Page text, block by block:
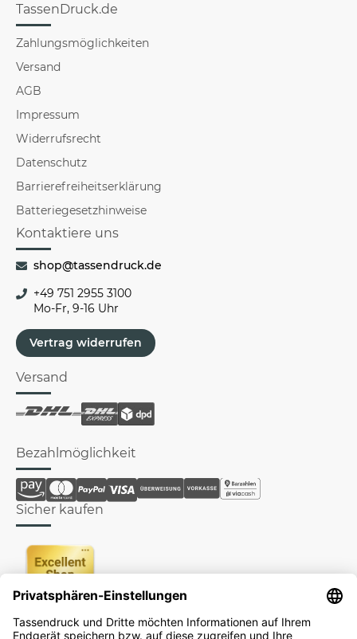
TassenDruck.de
Zahlungsmöglichkeiten
Versand
AGB
Impressum
Widerrufsrecht
Datenschutz
Barrierefreiheitserklärung
Batteriegesetzhinweise
Kontaktiere uns
shop@tassendruck.de
+49 751 2955 3100
Mo-Fr, 9-16 Uhr
Vertrag widerrufen
Versand
Bezahlmöglichkeit
Sicher kaufen